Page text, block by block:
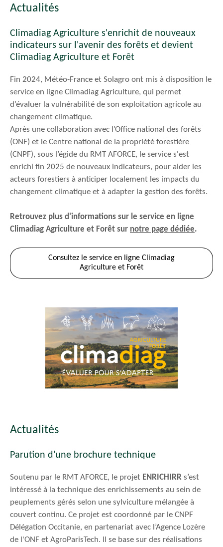
Actualités
Climadiag Agriculture s'enrichit de nouveaux
indicateurs sur l'avenir des forêts et devient
Climadiag Agriculture et Forêt
Fin 2024, Météo-France et Solagro ont mis à disposition le
service en ligne Climadiag Agriculture, qui permet
d’évaluer la vulnérabilité de son exploitation agricole au
changement climatique.
Après une collaboration avec l’Office national des forêts
(ONF) et le Centre national de la propriété forestière
(CNPF), sous l’égide du RMT AFORCE, le service s'est
enrichi fin 2025 de nouveaux indicateurs, pour aider les
acteurs forestiers à anticiper localement les impacts du
changement climatique et à adapter la gestion des forêts.
Retrouvez plus d'informations sur le service en ligne
Climadiag Agriculture et Forêt sur notre page dédiée.
Consultez le service en ligne Climadiag
Agriculture et Forêt
Actualités
Parution d'une brochure technique
Soutenu par le RMT AFORCE, le projet ENRICHIRR s’est
intéressé à la technique des enrichissements au sein de
peuplements gérés selon une sylviculture mélangée à
couvert continu. Ce projet est coordonné par le CNPF
Délégation Occitanie, en partenariat avec l’Agence Lozère
de l'ONF et AgroParisTech. Il se base sur des réalisations